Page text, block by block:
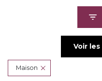
Voir les
Maison